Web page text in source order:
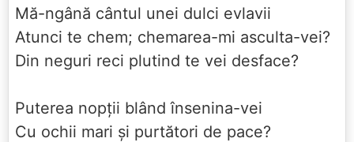
Mă-ngână cântul unei dulci evlavii
Atunci te chem; chemarea-mi asculta-vei?
Din neguri reci plutind te vei desface?
Puterea nopţii blând însenina-vei
Cu ochii mari şi purtători de pace?